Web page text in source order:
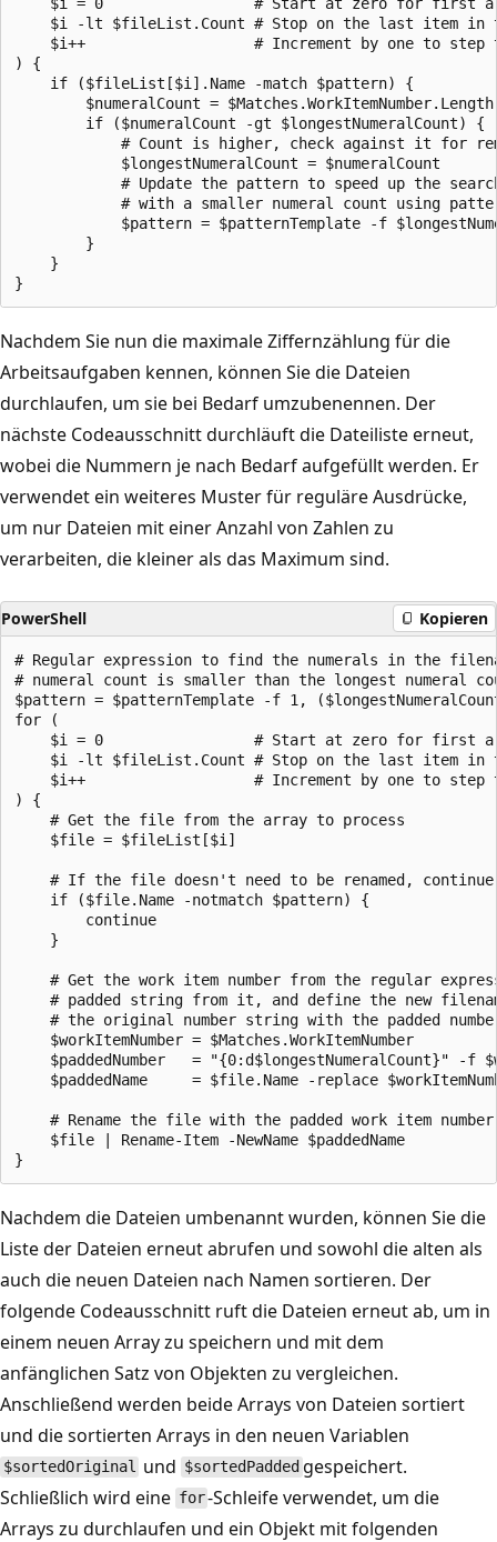
$i -lt $fileList.Count # Stop on the last item in
$i++                   # Increment by one to step
) {
    if ($fileList[$i].Name -match $pattern) {
        $numeralCount = $Matches.WorkItemNumber.Length
        if ($numeralCount -gt $longestNumeralCount) {
# Count is higher, check against it for
            $longestNumeralCount = $numeralCount
# Update the pattern to speed up the
# with a smaller numeral count using
$pattern = $patternTemplate -f
        }
    }
Nachdem Sie nun die maximale Ziffernzählung für die
Arbeitsaufgaben kennen, können Sie die Dateien
durchlaufen, um sie bei Bedarf umzubenennen. Der
nächste Codeausschnitt durchläuft die Dateiliste erneut,
wobei die Nummern je nach Bedarf aufgefüllt werden. Er
verwendet ein weiteres Muster für reguläre Ausdrücke,
um nur Dateien mit einer Anzahl von Zahlen zu
verarbeiten, die kleiner als das Maximum sind.
PowerShell Kopieren
# Regular expression to find the numerals in the
# numeral count is smaller than the longest numeral
$pattern = $patternTemplate -f 1,
for (
$i = 0                 # Start at zero for first
$i -lt $fileList.Count # Stop on the last item in
$i++                   # Increment by one to step
) {
    # Get the file from the array to process
    $file = $fileList[$i]
# If the file doesn't need to be renamed,
    if ($file.Name -notmatch $pattern) {
        continue
    }
# Get the work item number from the regular
# padded string from it, and define the new
# the original number string with the padded
    $workItemNumber = $Matches.WorkItemNumber
$paddedNumber   = "{0:d$longestNumeralCount}" -f
$paddedName     = $file.Name -replace
# Rename the file with the padded work item
    $file | Rename-Item -NewName $paddedName
Nachdem die Dateien umbenannt wurden, können Sie die
Liste der Dateien erneut abrufen und sowohl die alten als
auch die neuen Dateien nach Namen sortieren. Der
folgende Codeausschnitt ruft die Dateien erneut ab, um in
einem neuen Array zu speichern und mit dem
anfänglichen Satz von Objekten zu vergleichen.
Anschließend werden beide Arrays von Dateien sortiert
und die sortierten Arrays in den neuen Variablen
$sortedOriginal und $sortedPadded gespeichert.
Schließlich wird eine for-Schleife verwendet, um die
Arrays zu durchlaufen und ein Objekt mit folgenden